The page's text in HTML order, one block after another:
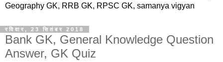
Geography GK, RRB GK, RPSC GK, samanya vigyan
रविवार, 23 सितंबर 2018
Bank GK, General Knowledge Question
Answer, GK Quiz